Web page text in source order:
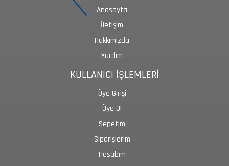
Anasayfa
İletişim
Hakkımızda
Yardım
KULLANICI İŞLEMLERİ
Üye Girişi
Üye Ol
Sepetim
Siparişlerim
Hesabım